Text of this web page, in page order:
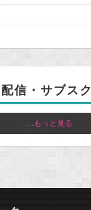
信・サブスク
...もっと見る